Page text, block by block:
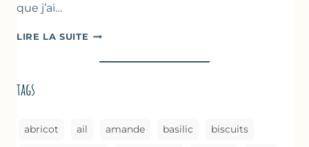
que j’ai…
LIRE LA SUITE COURGETTES
LA
tags
abricot ail amande basilic biscuits